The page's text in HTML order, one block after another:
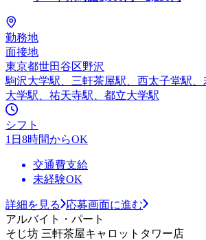
勤務地
面接地
東京都世田谷区野沢
駒沢大学駅、三軒茶屋駅、西太子堂駅
大学駅、祐天寺駅、都立大学駅
シフト
1日8時間からOK
交通費支給
未経験OK
詳細を見る
応募画面に進む
アルバイト・パート
そじ坊 三軒茶屋キャロットタワー店